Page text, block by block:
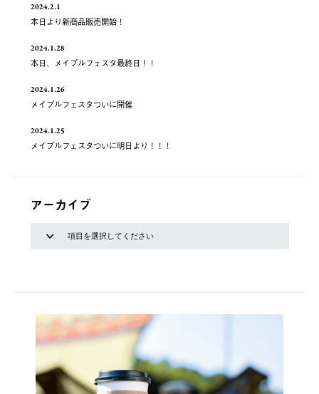
2024.2.1
本日より新商品販売開始！
2024.1.28
本日、メイプルフェスタ最終日！！
2024.1.26
メイプルフェスタついに開催
2024.1.25
メイプルフェスタついに明日より！！！
アーカイブ